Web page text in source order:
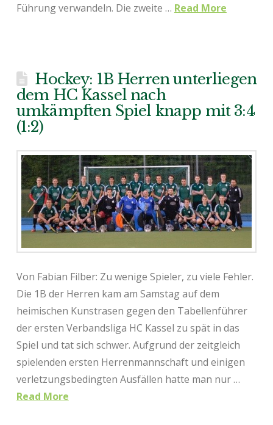
Führung verwandeln. Die zweite … Read More
Hockey: 1B Herren unterliegen
dem HC Kassel nach
umkämpften Spiel knapp mit 3:4
(1:2)
Von Fabian Filber: Zu wenige Spieler, zu viele Fehler.
Die 1B der Herren kam am Samstag auf dem
heimischen Kunstrasen gegen den Tabellenführer
der ersten Verbandsliga HC Kassel zu spät in das
Spiel und tat sich schwer. Aufgrund der zeitgleich
spielenden ersten Herrenmannschaft und einigen
verletzungsbedingten Ausfällen hatte man nur …
Read More